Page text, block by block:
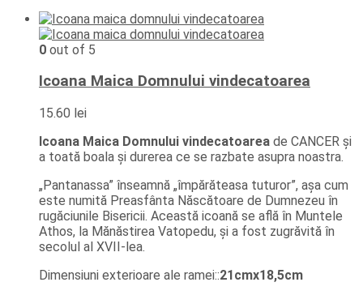
0 out of 5
Icoana Maica Domnului vindecatoarea
15.60 lei
Icoana Maica Domnului vindecatoarea de CANCER și
a toată boala și durerea ce se razbate asupra noastra.
„Pantanassa” înseamnă „împărăteasa tuturor”, așa cum
este numită Preasfânta Născătoare de Dumnezeu în
rugăciunile Bisericii. Această icoană se află în Muntele
Athos, la Mănăstirea Vatopedu, și a fost zugrăvită în
secolul al XVII-lea.
Dimensiuni exterioare ale ramei::21cmx18,5cm